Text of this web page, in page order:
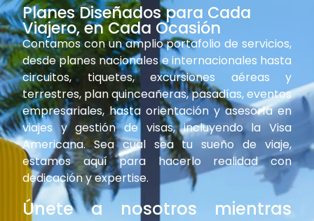
Planes Diseñados para Cada
Viajero, en Cada Ocasión
Contamos con un amplio portafolio de servicios,
desde planes nacionales e internacionales hasta
circuitos, tiquetes, excursiones aéreas y
terrestres, plan quinceañeras, pasadías, eventos
empresariales, hasta orientación y asesoría en
viajes y gestión de visas, incluyendo la Visa
Americana. Sea cual sea tu sueño de viaje,
estamos aquí para hacerlo realidad con
dedicación y expertise.
Únete a nosotros mientras